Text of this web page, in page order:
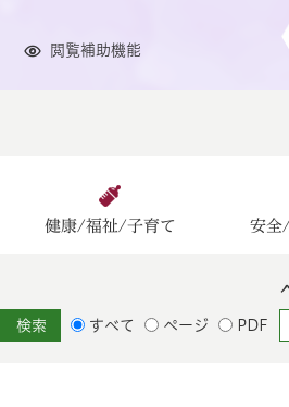
閲覧補助機能
健康/福祉/子育て 安全
すべて ページ PDF